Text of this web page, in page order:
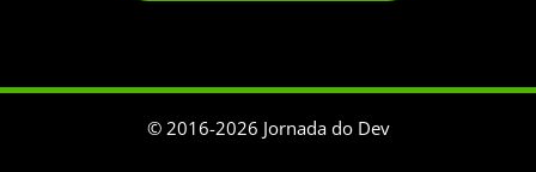
© 2016-2026 Jornada do Dev